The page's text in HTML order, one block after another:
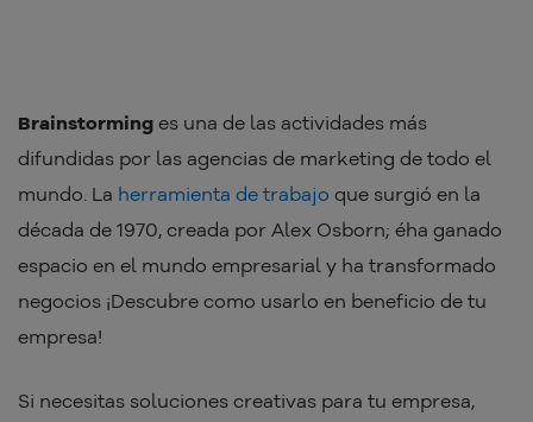
Brainstorming es una de las actividades más
difundidas por las agencias de marketing de todo el
mundo. La herramienta de trabajo que surgió en la
década de 1970, creada por Alex Osborn; éha ganado
espacio en el mundo empresarial y ha transformado
negocios ¡Descubre como usarlo en beneficio de tu
empresa!
Si necesitas soluciones creativas para tu empresa,